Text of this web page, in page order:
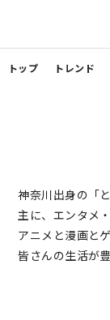
トップ トレンド
神奈川出身の「と
主に、エンタメ
アニメと漫画と
皆さんの生活が